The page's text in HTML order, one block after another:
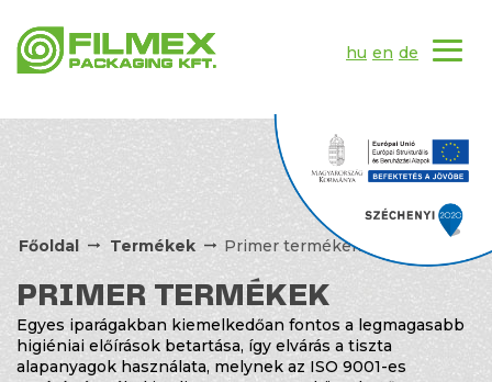
hu en de
Főoldal Termékek Primer termékek
PRIMER TERMÉKEK
Egyes iparágakban kiemelkedőan fontos a legmagasabb
higiéniai előírások betartása, így elvárás a tiszta
alapanyagok használata, melynek az ISO 9001-es